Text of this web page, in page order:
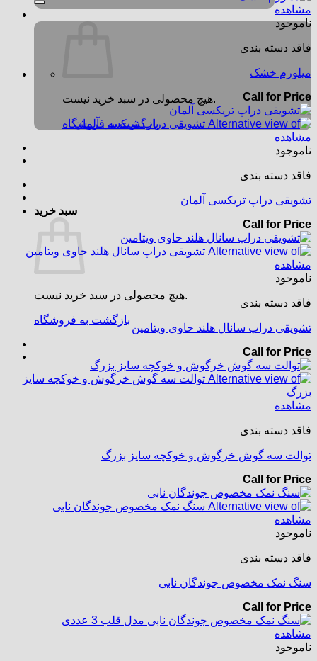
هیچ محصولی در سبد خرید نیست.
بازگشت به فروشگاه
سبد خرید
هیچ محصولی در سبد خرید نیست.
بازگشت به فروشگاه
مشاهده
ناموجود
فاقد دسته بندی
میلورم خشک
Call for Price
مشاهده
ناموجود
فاقد دسته بندی
تشویقی دراپ تریکسی آلمان
Call for Price
مشاهده
ناموجود
فاقد دسته بندی
تشویقی دراپ سانال هلند حاوی ویتامین
Call for Price
مشاهده
فاقد دسته بندی
توالت سه گوش خرگوش و خوکچه سایز بزرگ
Call for Price
مشاهده
ناموجود
فاقد دسته بندی
سنگ نمک مخصوص جوندگان نابی
Call for Price
مشاهده
ناموجود